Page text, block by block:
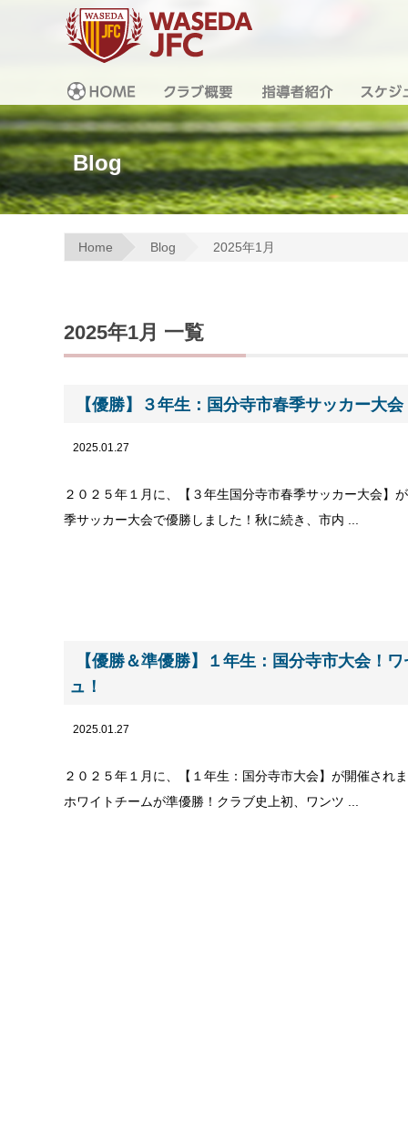
Blog
Home Blog 2025年1月
2025年1月 一覧
【優勝】３年生：国分寺市春季サッカー大会
2025.01.27
２０２５年１月に、【３年生国分寺市春季サッカー大会】
季サッカー大会で優勝しました！秋に続き、市内 ...
【優勝＆準優勝】１年生：国分寺市大会！
ュ！
2025.01.27
２０２５年１月に、【１年生：国分寺市大会】が開催され
ホワイトチームが準優勝！クラブ史上初、ワンツ ...